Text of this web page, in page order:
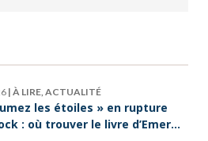
| À LIRE, ACTUALITÉ
les étoiles » en rupture
: où trouver le livre d’Emeric